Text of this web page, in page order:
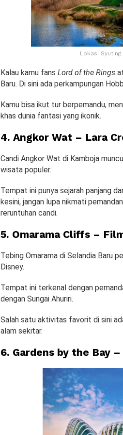
Lokasi
Kalau kamu fans Lord of the Rings
Baru. Di sini ada perkampungan
Kamu bisa ikut tur berpemandu,
khas dunia fantasi yang ikonik.
4. Angkor Wat – Lara
Candi Angkor Wat di Kamboja
wisata populer.
Tempat ini punya sejarah panjang
kesini, jangan lupa nikmati
reruntuhan candi.
5. Omarama Cliffs –
Tebing Omarama di Selandia Baru
Disney.
Tempat ini terkenal dengan
dengan Sungai Ahuriri.
Salah satu aktivitas favorit di sini
alam sekitar.
6. Gardens by the Bay